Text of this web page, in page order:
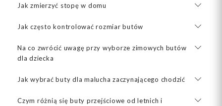
Jak zmierzyć stopę w domu
Jak często kontrolować rozmiar butów
Na co zwrócić uwagę przy wyborze zimowych butów
dla dziecka
Jak wybrać buty dla malucha zaczynającego chodzić
Czym różnią się buty przejściowe od letnich i